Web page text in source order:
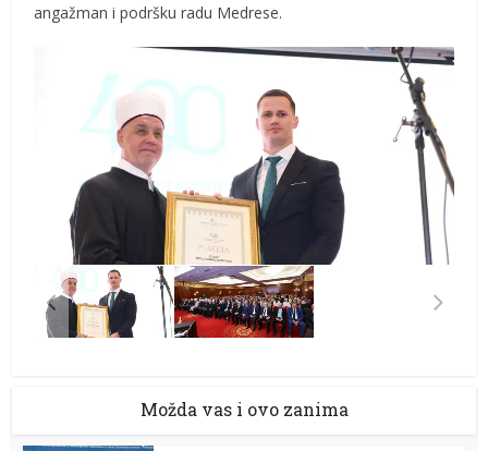
angažman i podršku radu Medrese.
Možda vas i ovo zanima